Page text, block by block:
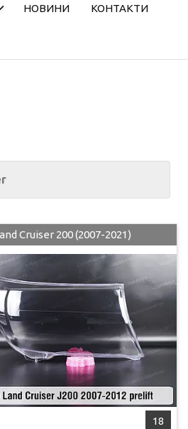
НОВИНИ КОНТАКТИ
18
Cruiser 200 (2007-2021)